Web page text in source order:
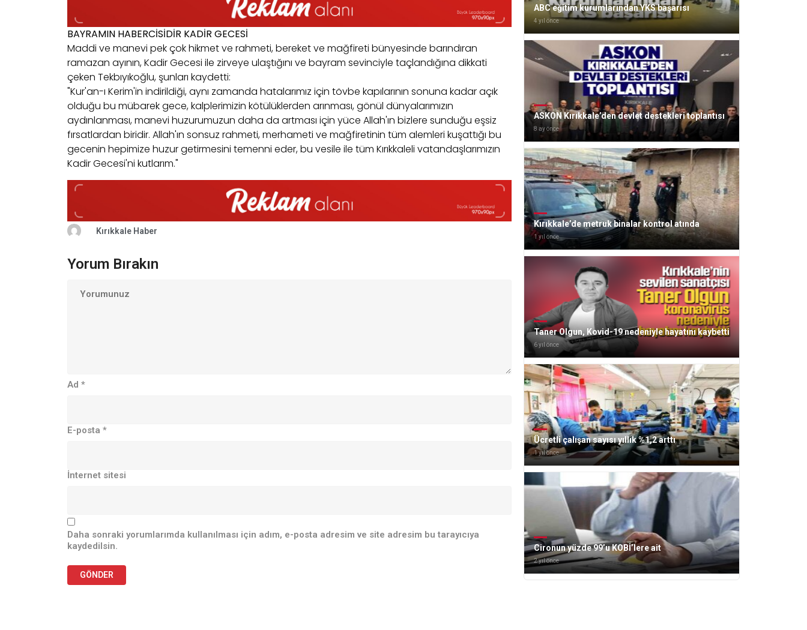
BAYRAMIN HABERCİSİDİR KADİR GECESİ
Maddi ve manevi pek çok hikmet ve rahmeti, bereket ve mağfireti bünyesinde barındıran
ramazan ayının, Kadir Gecesi ile zirveye ulaştığını ve bayram sevinciyle taçlandığına dikkati
çeken Tekbıyıkoğlu, şunları kaydetti:
"Kur'an-ı Kerim'in indirildiği, aynı zamanda hatalarımız için tövbe kapılarının sonuna kadar açık
olduğu bu mübarek gece, kalplerimizin kötülüklerden arınması, gönül dünyalarımızın
aydınlanması, manevi huzurumuzun daha da artması için yüce Allah'ın bizlere sunduğu eşsiz
fırsatlardan biridir. Allah'ın sonsuz rahmeti, merhameti ve mağfiretinin tüm alemleri kuşattığı bu
gecenin hepimize huzur getirmesini temenni eder, bu vesile ile tüm Kırıkkaleli vatandaşlarımızın
Kadir Gecesi'ni kutlarım."
Kırıkkale Haber
Yorum Bırakın
Ad *
E-posta *
İnternet sitesi
Daha sonraki yorumlarımda kullanılması için adım, e-posta adresim ve site adresim bu tarayıcıya
kaydedilsin.
ABC eğitim kurumlarından YKS başarısı
4 yıl önce
ASKON Kırıkkale’den devlet destekleri toplantısı
8 ay önce
Kırıkkale’de metruk binalar kontrol atında
1 yıl önce
Taner Olgun, Kovid-19 nedeniyle hayatını kaybetti
6 yıl önce
Ücretli çalışan sayısı yıllık %1,2 arttı
1 yıl önce
Cironun yüzde 99’u KOBİ’lere ait
2 yıl önce